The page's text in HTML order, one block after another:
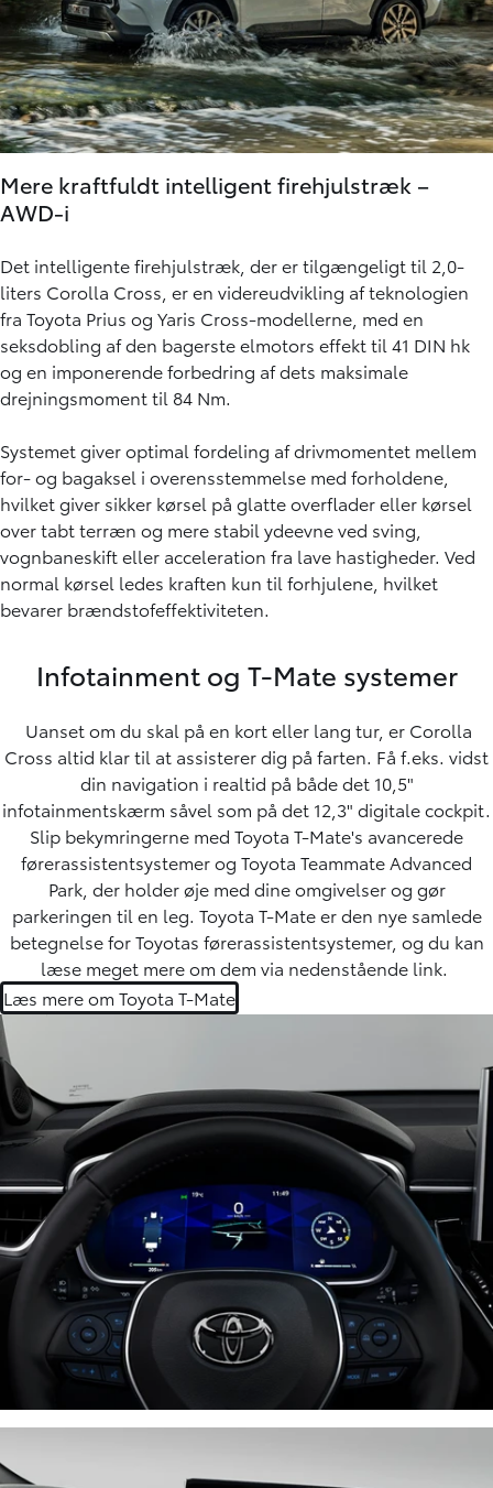
Mere kraftfuldt intelligent firehjulstræk –
AWD-i
Det intelligente firehjulstræk, der er tilgængeligt til 2,0-
liters Corolla Cross, er en videreudvikling af teknologien
fra Toyota Prius og Yaris Cross-modellerne, med en
seksdobling af den bagerste elmotors effekt til 41 DIN hk
og en imponerende forbedring af dets maksimale
drejningsmoment til 84 Nm.
Systemet giver optimal fordeling af drivmomentet mellem
for- og bagaksel i overensstemmelse med forholdene,
hvilket giver sikker kørsel på glatte overflader eller kørsel
over tabt terræn og mere stabil ydeevne ved sving,
vognbaneskift eller acceleration fra lave hastigheder. Ved
normal kørsel ledes kraften kun til forhjulene, hvilket
bevarer brændstofeffektiviteten.
Infotainment og T-Mate systemer
Uanset om du skal på en kort eller lang tur, er Corolla
Cross altid klar til at assisterer dig på farten. Få f.eks. vidst
din navigation i realtid på både det 10,5"
infotainmentskærm såvel som på det 12,3" digitale cockpit.
Slip bekymringerne med Toyota T-Mate's avancerede
førerassistentsystemer og Toyota Teammate Advanced
Park, der holder øje med dine omgivelser og gør
parkeringen til en leg. Toyota T-Mate er den nye samlede
betegnelse for Toyotas førerassistentsystemer, og du kan
læse meget mere om dem via nedenstående link.
Læs mere om Toyota T-Mate